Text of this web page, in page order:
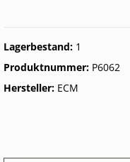
Lagerbestand: 1
Produktnummer: P6062
Hersteller: ECM